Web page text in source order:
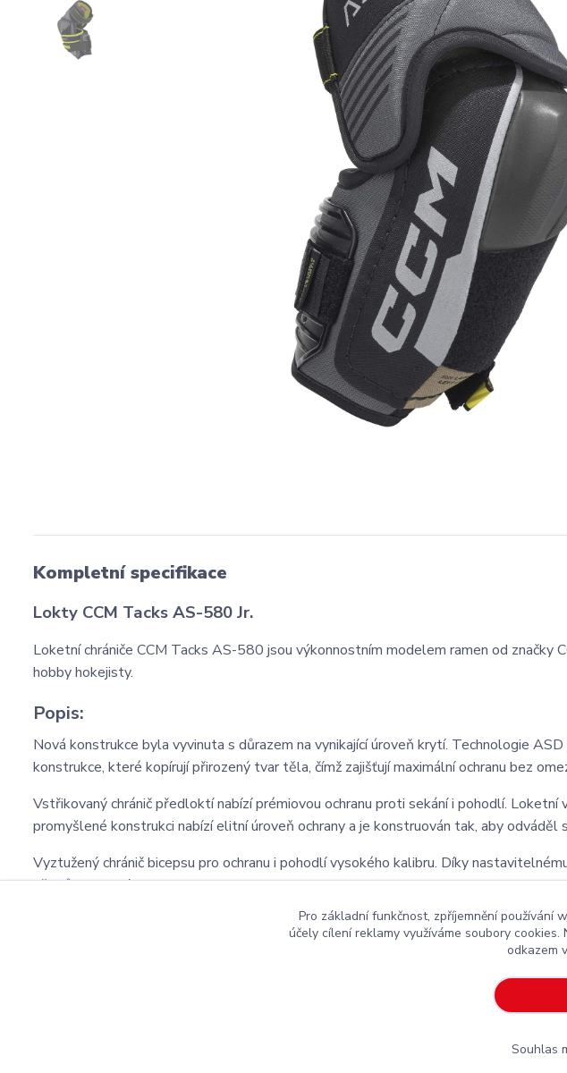
Kompletní specifikace
Lokty CCM Tacks AS-580 Jr.
Loketní chrániče CCM Tacks AS-580 jsou výkonnostním modelem ramen od značky
hobby hokejisty.
Popis:
Nová konstrukce byla vyvinuta s důrazem na vynikající úroveň krytí. Technologie
konstrukce, které kopírují přirozený tvar těla, čímž zajišťují maximální ochranu bez
Vstřikovaný chránič předloktí nabízí prémiovou ochranu proti sekání i pohodlí.
promyšlené konstrukci nabízí elitní úroveň ochrany a je konstruován tak, aby odváděl
Vyztužený chránič bicepsu pro ochranu i pohodlí vysokého kalibru. Díky
přizpůsobitelný tvar.
hokejová výstrojza
Pro základní funkčnost, zpříjemnění používání
účely cílení reklamy využíváme soubory
odkazem
Souhlas